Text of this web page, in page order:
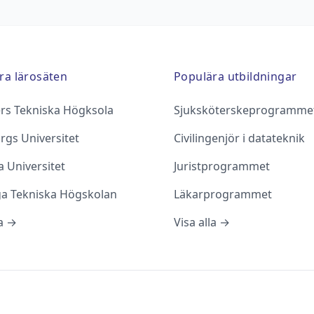
lärosäten
Tekniska Högksola
Universitet
Universitet
Tekniska Högskolan
→
Populära utbildningar
Civilingenjör i datateknik
Juristprogrammet
Läkarprogrammet
Visa alla →